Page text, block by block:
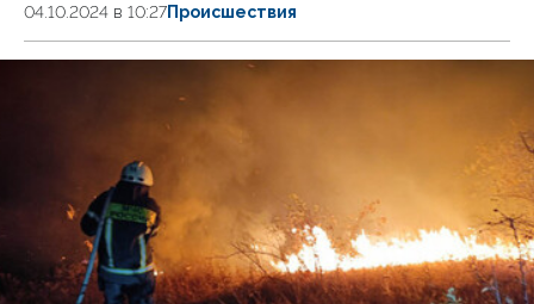
04.10.2024 в 10:27Происшествия